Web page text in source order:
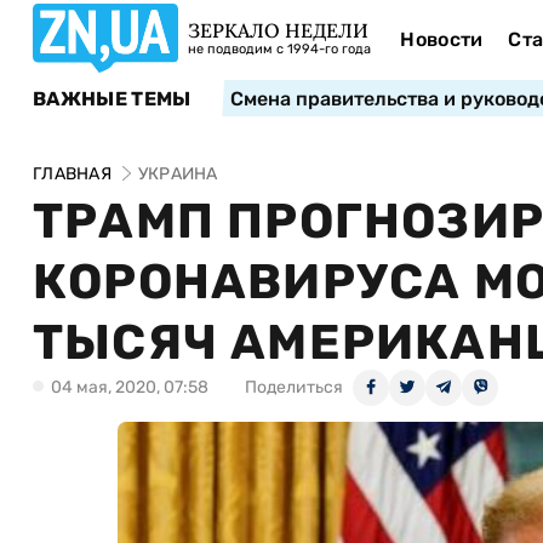
ЗЕРКАЛО НЕДЕЛИ
не подводим с 1994-го года Новости
ВАЖНЫЕ ТЕМЫ Смена правительства и
ГЛАВНАЯ УКРАИНА
ТРАМП
КОРОНАВИРУСА
ТЫСЯЧ
04 мая, 2020, 07:58 Поделиться